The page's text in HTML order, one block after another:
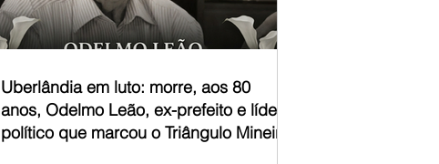
Uberlândia em luto: morre, aos 80
anos, Odelmo Leão, ex-prefeito e líder
político que marcou o Triângulo Mineiro